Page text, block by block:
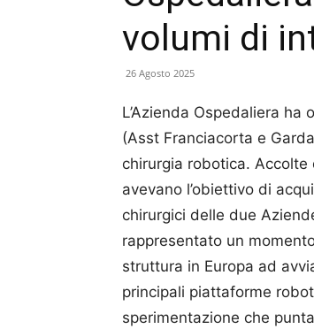
volumi di
26 Agosto 2025
L’Azienda Ospedaliera
(Asst Franciacorta e
chirurgia robotica.
avevano l’obiettivo di
chirurgici delle due
rappresentato un
struttura in Europa ad
principali piattaforme
sperimentazione che